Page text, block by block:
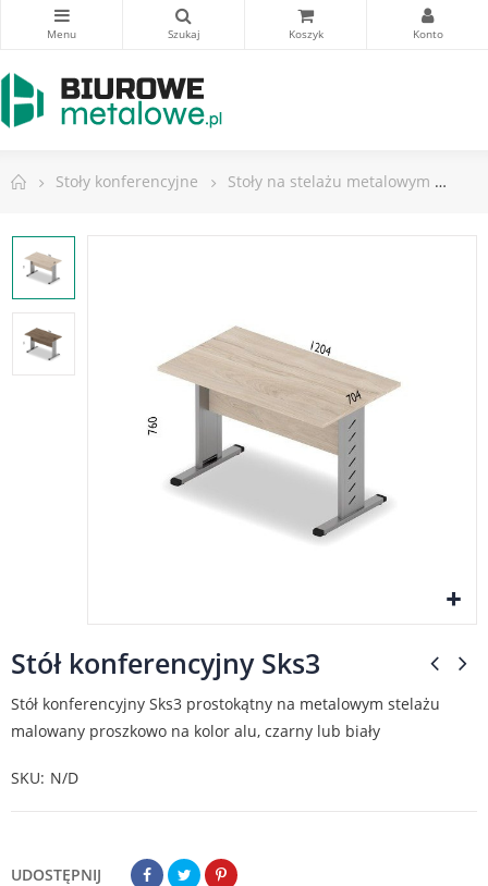
Stoły konferencyjne Stoły na stelażu metalowym
Stół konferencyjny Sks3
Stół konferencyjny Sks3 prostokątny na metalowym stelażu
malowany proszkowo na kolor alu, czarny lub biały
SKU N/D
UDOSTĘPNIJ